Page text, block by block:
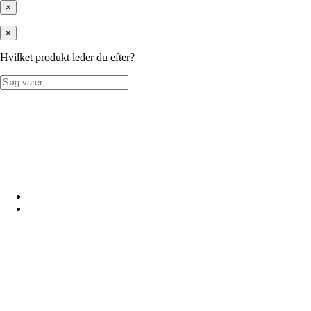
×
×
Hvilket produkt leder du efter?
Søg
efter: